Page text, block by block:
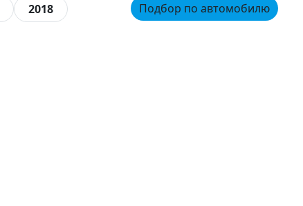
2018
Подбор по автомобилю